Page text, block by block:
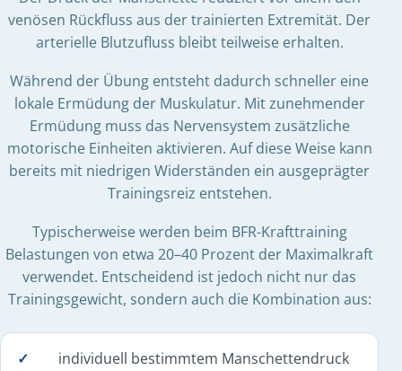
venösen Rückfluss aus der trainierten Extremität. Der
arterielle Blutzufluss bleibt teilweise erhalten.
Während der Übung entsteht dadurch schneller eine
lokale Ermüdung der Muskulatur. Mit zunehmender
Ermüdung muss das Nervensystem zusätzliche
motorische Einheiten aktivieren. Auf diese Weise kann
bereits mit niedrigen Widerständen ein ausgeprägter
Trainingsreiz entstehen.
Typischerweise werden beim BFR-Krafttraining
Belastungen von etwa 20–40 Prozent der Maximalkraft
verwendet. Entscheidend ist jedoch nicht nur das
Trainingsgewicht, sondern auch die Kombination aus:
individuell bestimmtem Manschettendruck